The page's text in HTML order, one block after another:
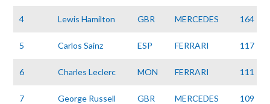
4 Lewis Hamilton GBR MERCEDES 164
5 Carlos Sainz ESP FERRARI 117
6 Charles Leclerc MON FERRARI 111
7 George Russell GBR MERCEDES 109